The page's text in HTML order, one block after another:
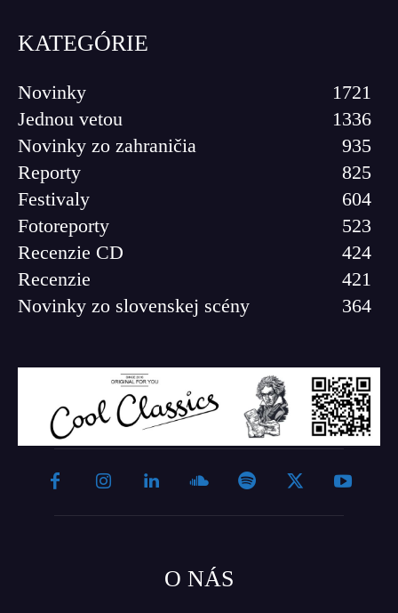
KATEGÓRIE
Novinky
1721
Jednou vetou
1336
Novinky zo zahraničia
935
Reporty
825
Festivaly
604
Fotoreporty
523
Recenzie CD
424
Recenzie
421
Novinky zo slovenskej scény
364
O NÁS